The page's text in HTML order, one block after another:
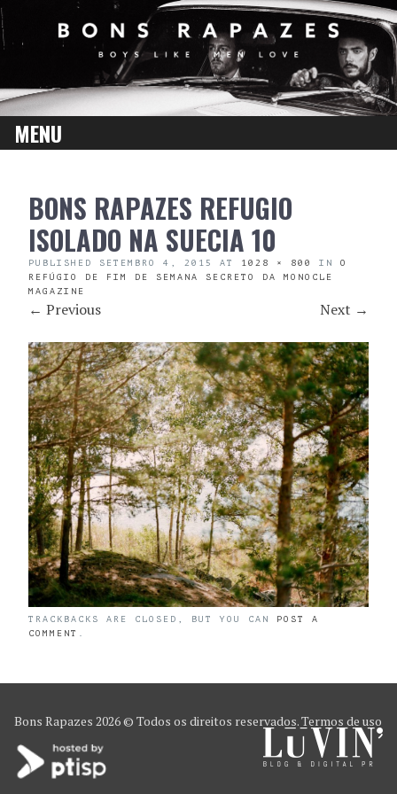
MENU
CONTENTBONS RAPAZES REFUGIO
ISOLADO NA SUECIA 10
PUBLISHED SETEMBRO 4, 2015 AT 1028 × 800 IN O
REFÚGIO DE FIM DE SEMANA SECRETO DA MONOCLE
MAGAZINE
← Previous Next →
TRACKBACKS ARE CLOSED, BUT YOU CAN POST A
COMMENT
Bons Rapazes 2026 © Todos os direitos reservados.Termos de uso